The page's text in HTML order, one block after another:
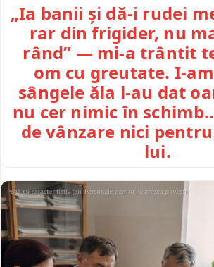
„Ia banii și dă-i rudei
rar din frigider, nu
rând” — mi-a trântit
om cu greutate. I-
sângele ăla l-au dat
nu cer nimic în
de vânzare nici
lui.